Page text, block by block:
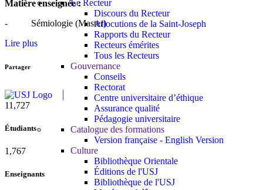
Le Recteur
Discours du Recteur
Allocutions de la Saint-Joseph
Rapports du Recteur
Recteurs émérites
Tous les Recteurs
Gouvernance
Conseils
Rectorat
Centre universitaire d’éthique
Assurance qualité
Pédagogie universitaire
Catalogue des formations
Version française - English Version
Culture
Bibliothèque Orientale
Éditions de l'USJ
Bibliothèque de l'USJ
Matière enseignée :
- Sémiologie (Master)
Lire plus
Partager
11,727
Étudiants
1,881
Enseignants